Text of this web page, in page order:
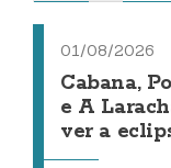
01/08/2026
Cabana,
e A
ver a